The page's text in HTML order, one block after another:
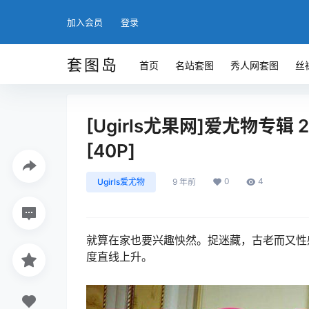
加入会员 登录
套图岛 首页 名站套图 秀人网套图 丝
[Ugirls尤果网]爱尤物专辑
[40P]
Ugirls爱尤物 9 年前 0 4
就算在家也要兴趣怏然。捉迷藏，古老而又
度直线上升。